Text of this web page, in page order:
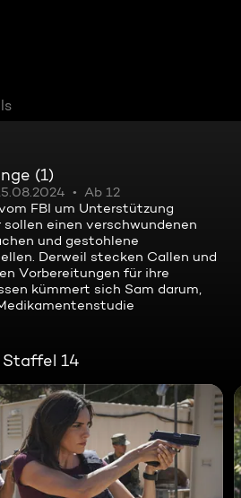
(1)
Ab 12
FBI um Unterstützung
einen verschwundenen
und gestohlene
Derweil stecken Callen und
Vorbereitungen für ihre
kümmert sich Sam darum,
14